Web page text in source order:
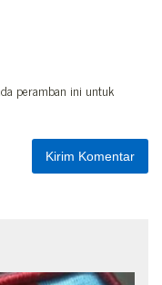
peramban ini untuk